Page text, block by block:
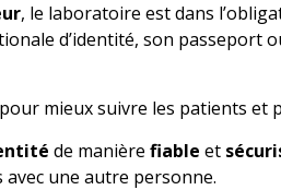
, le laboratoire est dans
d’identité, son passeport
mieux suivre les patients et
de manièrefiable et
avec une autre personne.